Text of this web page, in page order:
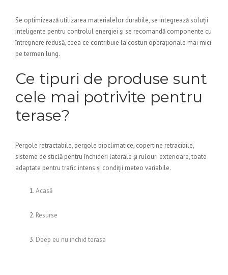
Se optimizează utilizarea materialelor durabile, se integrează soluții
inteligente pentru controlul energiei și se recomandă componente cu
întreținere redusă, ceea ce contribuie la costuri operaționale mai mici
pe termen lung.
Ce tipuri de produse sunt
cele mai potrivite pentru
terase?
Pergole retractabile, pergole bioclimatice, copertine retracibile,
sisteme de sticlă pentru închideri laterale și rulouri exterioare, toate
adaptate pentru trafic intens și condiții meteo variabile.
Acasă
Resurse
Deep eu nu inchid terasa